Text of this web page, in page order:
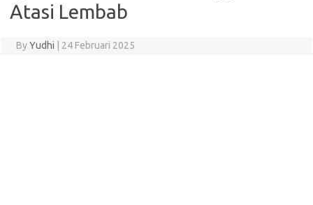
Atasi Lembab
ByYudhi 24 Februari 2025